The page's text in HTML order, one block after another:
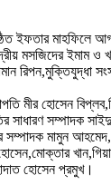
ইফতার মাহফিলে
মসজিদের ইমাম
মীর হোসেন
সম্পাদক
মামুন
হোসেন প্রমুখ।